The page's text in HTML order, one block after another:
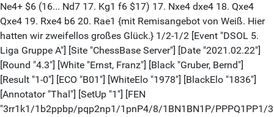
Ne4+ $6 (16... Nd7 17. Kg1 f6 $17) 17. Nxe4 dxe4 18. Qxe4
Qxe4 19. Rxe4 b6 20. Rae1 {mit Remisangebot von Weiß. Hier
hatten wir zweifellos großes Glück.} 1/2-1/2 [Event "DSOL 5.
Liga Gruppe A"] [Site "ChessBase Server"] [Date "2021.02.22"]
[Round "4.3"] [White "Ernst, Franz"] [Black "Gruber, Bernd"]
[Result "1-0"] [ECO "B01"] [WhiteElo "1978"] [BlackElo "1836"]
[Annotator "Thal"] [SetUp "1"] [FEN
"3rr1k1/1b2ppbp/pqp2np1/1pnP4/8/1BN1BN1P/PPPQ1PP1/